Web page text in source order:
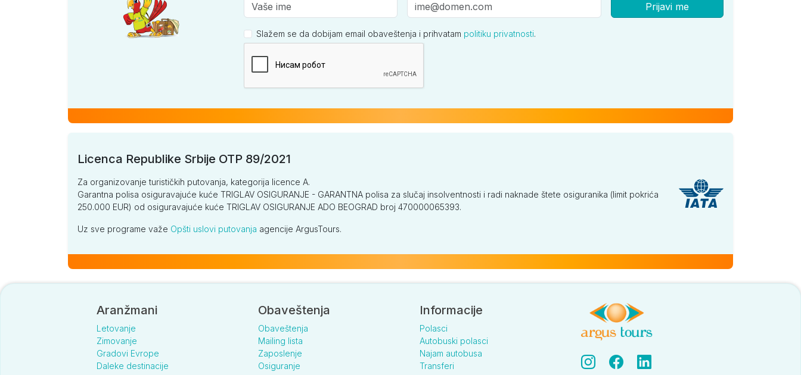
Prijavi me
Slažem se da dobijam email obaveštenja i prihvatam politiku privatnosti.
Licenca Republike Srbije OTP 89/2021
Za organizovanje turističkih putovanja, kategorija licence A.
Garantna polisa osiguravajuće kuće TRIGLAV OSIGURANJE - GARANTNA polisa za slučaj insolventnosti i radi naknade štete osiguranika (limit pokrića
250.000 EUR) od osiguravajuće kuće TRIGLAV OSIGURANJE ADO BEOGRAD broj 470000065393.
Uz sve programe važe Opšti uslovi putovanja agencije ArgusTours.
Aranžmani
Letovanje
Zimovanje
Gradovi Evrope
Daleke destinacije
Obaveštenja
Obaveštenja
Mailing lista
Zaposlenje
Osiguranje
Informacije
Polasci
Autobuski polasci
Najam autobusa
Transferi